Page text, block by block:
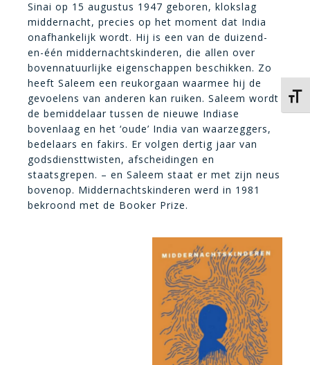
Sinai op 15 augustus 1947 geboren, klokslag
middernacht, precies op het moment dat India
onafhankelijk wordt. Hij is een van de duizend-
en-één middernachtskinderen, die allen over
bovennatuurlijke eigenschappen beschikken. Zo
heeft Saleem een reukorgaan waarmee hij de
gevoelens van anderen kan ruiken. Saleem wordt
de bemiddelaar tussen de nieuwe Indiase
bovenlaag en het ‘oude’ India van waarzeggers,
bedelaars en fakirs. Er volgen dertig jaar van
godsdiensttwisten, afscheidingen en
staatsgrepen. – en Saleem staat er met zijn neus
bovenop. Middernachtskinderen werd in 1981
bekroond met de Booker Prize.